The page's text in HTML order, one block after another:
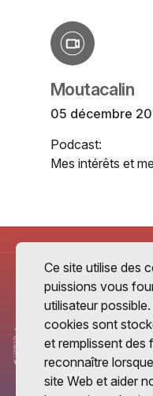
Moutacalin
05 décembre
Podcast:
Mes intérêts et
Ce site utilise des
puissions vous
utilisateur
cookies sont
et remplissent des
reconnaître
site Web et aider